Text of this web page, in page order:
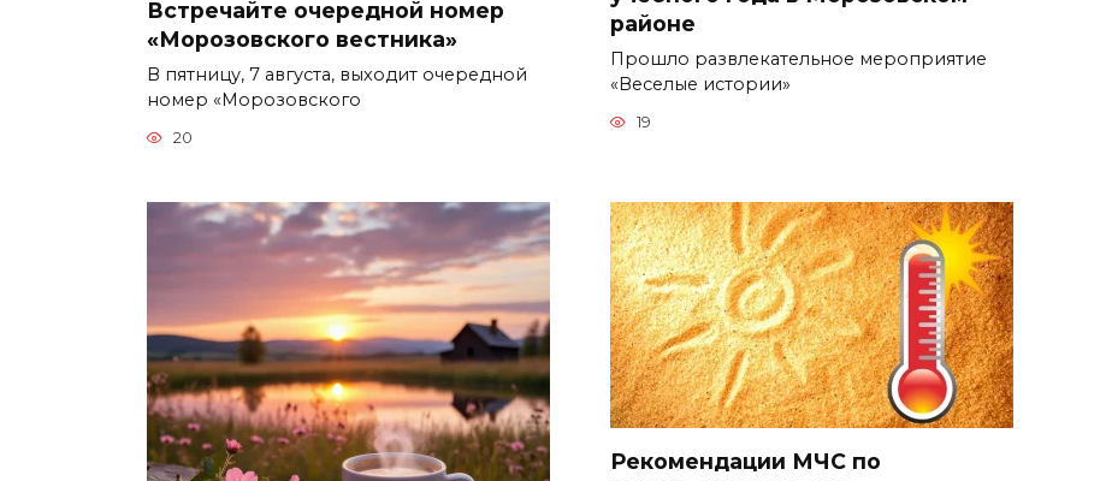
Встречайте очередной номер
«Морозовского вестника»
В пятницу, 7 августа, выходит очередной
номер «Морозовского
20
районе
Прошло развлекательное мероприятие
«Веселые истории»
19
Рекомендации МЧС по